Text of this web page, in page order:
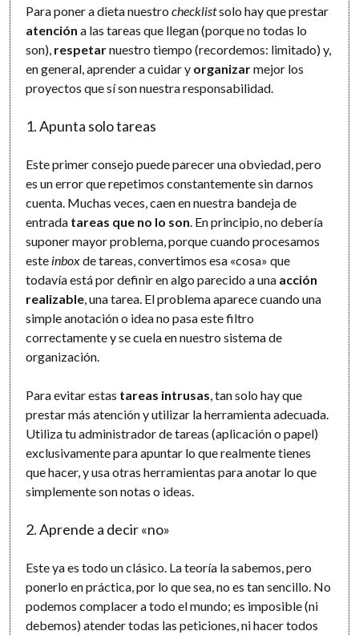
Para poner a dieta nuestrochecklistsolo hay que prestar
atención a las tareas que llegan (porque no todas lo
son), respetarnuestro tiempo (recordemos: limitado) y,
en general, aprender a cuidar y organizarmejor los
proyectos que sí son nuestra responsabilidad.
1. Apunta solo tareas
Este primer consejo puede parecer una obviedad, pero
es un error que repetimos constantemente sin darnos
cuenta. Muchas veces, caen en nuestra bandeja de
entrada tareas que no lo son . En principio, no debería
suponer mayor problema, porque cuando procesamos
este inboxde tareas, convertimos esa «cosa» que
todavía está por definir en algo parecido a una acción
realizable , una tarea. El problema aparece cuando una
simple anotación o idea no pasa este filtro
correctamente y se cuela en nuestro sistema de
organización.
Para evitar estas tareas intrusas , tan solo hay que
prestar más atención y utilizar la herramienta adecuada.
Utiliza tu administrador de tareas (aplicación o papel)
exclusivamente para apuntar lo que realmente tienes
que hacer, y usa otras herramientas para anotar lo que
simplemente son notas o ideas.
2. Aprende a decir «no»
Este ya es todo un clásico. La teoría la sabemos, pero
ponerlo en práctica, por lo que sea, no es tan sencillo. No
podemos complacer a todo el mundo; es imposible (ni
debemos) atender todas las peticiones, ni hacer todos